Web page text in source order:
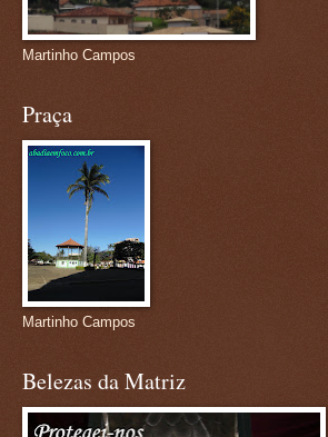
Martinho Campos
Praça
Martinho Campos
Belezas da Matriz